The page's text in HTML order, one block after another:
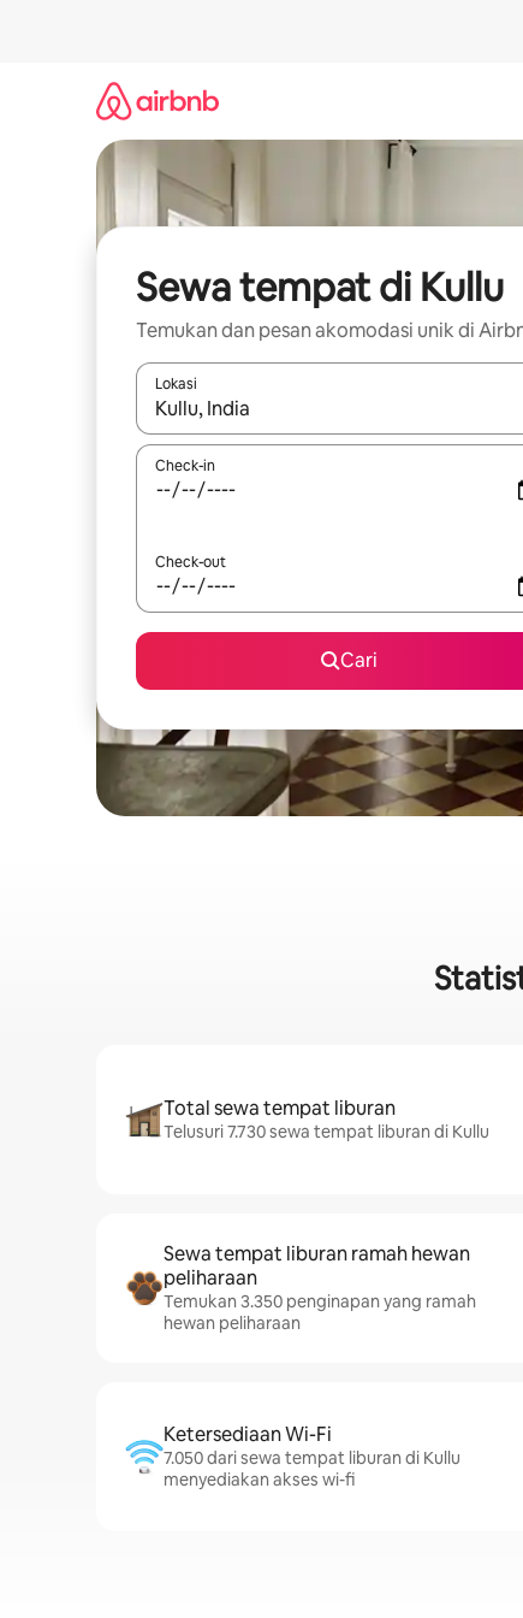
Sewa tempat di Kullu
Temukan dan pesan akomodasi unik di
Lokasi
Jika hasil yang dicari tersedia, telusuri dengan
Check-in
Check-out
Cari
Total sewa tempat liburan
Telusuri 7.730 sewa tempat liburan di Kullu
Sewa tempat liburan ramah hewan
peliharaan
Temukan 3.350 penginapan yang ramah
hewan peliharaan
Ketersediaan Wi-Fi
7.050 dari sewa tempat liburan di Kullu
menyediakan akses wi-fi